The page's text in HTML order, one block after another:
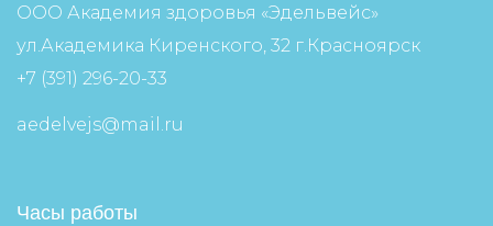
ООО Академия здоровья «Эдельвейс»
ул.Академика Киренского, 32 г.Красноярск
+7 (391) 296-20-33
aedelvejs@mail.ru
Часы работы